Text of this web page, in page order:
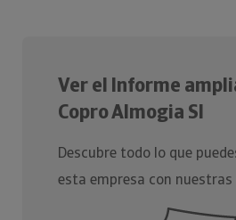
Ver el Informe
Copro Almogia Sl
Descubre todo lo que
esta empresa con nuestras